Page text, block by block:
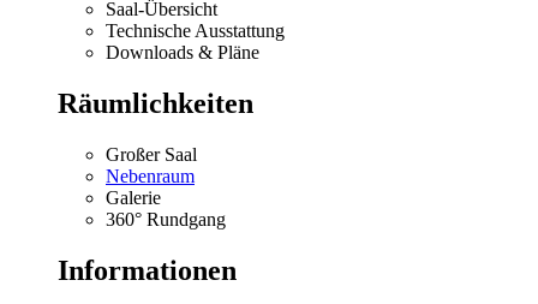
Saal-Übersicht
Technische Ausstattung
Downloads & Pläne
Räumlichkeiten
Großer Saal
Nebenraum
Galerie
360° Rundgang
Informationen